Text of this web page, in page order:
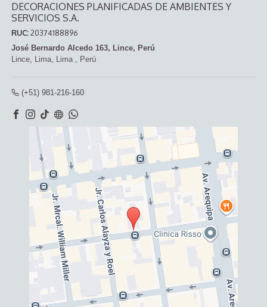
DECORACIONES PLANIFICADAS DE AMBIENTES Y
SERVICIOS S.A.
RUC:20374188896
José Bernardo Alcedo 163, Lince, Perú
Lince, Lima, Lima , Perú
(+51) 981-216-160